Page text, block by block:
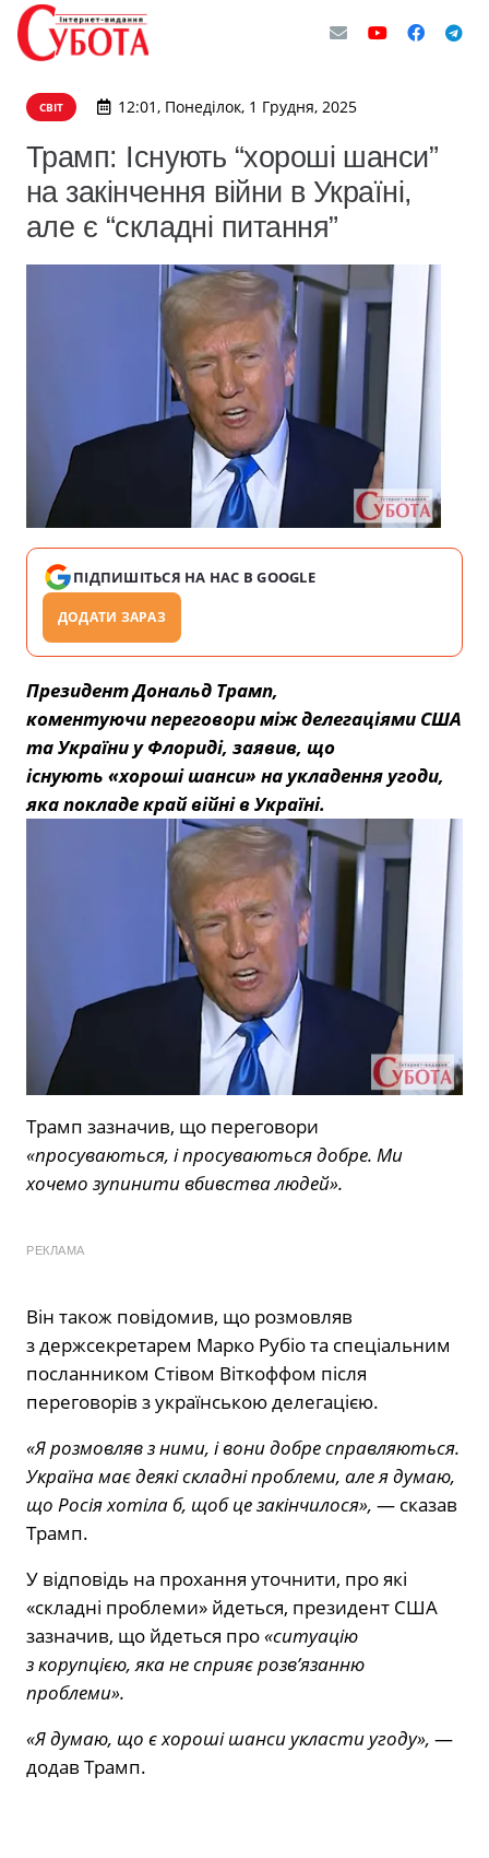
СВІТ 12:01, Понеділок, 1 Грудня, 2025
Трамп: Існують “хороші шанси”
на закінчення війни в Україні,
але є “складні питання”
ПІДПИШІТЬСЯ НА НАС В GOOGLE
ДОДАТИ ЗАРАЗ
Президент Дональд Трамп,
коментуючи переговори між делегаціями США
та України у Флориді, заявив, що
існують «хороші шанси» на укладення угоди,
яка покладе край війні в Україні.
Трамп зазначив, що переговори
«просуваються, і просуваються добре. Ми
хочемо зупинити вбивства людей».
РЕКЛАМА
Він також повідомив, що розмовляв
з держсекретарем Марко Рубіо та спеціальним
посланником Стівом Віткоффом після
переговорів з українською делегацією.
«Я розмовляв з ними, і вони добре справляються.
Україна має деякі складні проблеми, але я думаю,
що Росія хотіла б, щоб це закінчилося», — сказав
Трамп.
У відповідь на прохання уточнити, про які
«складні проблеми» йдеться, президент США
зазначив, що йдеться про«ситуацію
з корупцією, яка не сприяє розв’язанню
проблеми».
«Я думаю, що є хороші шанси укласти угоду», —
додав Трамп.